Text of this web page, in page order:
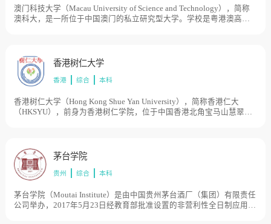
澳门科技大学（Macau University of Science and Technology），简称
澳科大，是一所位于中国澳门的私立研究型大学。学校是粤港澳高校
大学基金会负责管理澳门科技大学，2010年，澳科大庆祝十周年校
庆，国际小行星命名委员会批准，将编号200003号的小行星命名为“澳
科大星”。 2010年，成立社会和文化研究所。 2011年，成立太空科学
吸疾病国家重点实验室成立粤澳呼吸道病原体联合研究中心。2014
年，成立澳门系统工程研究所。 2014年，成立澳门科技大学-中国科学
澳门环境科学与环境管理联合实验室。 2016年，成立澳门智慧城市研
究院。 2016年，诺贝尔生理学或医学奖得主埃尔文·内尔加入澳科大并
成立“埃尔文⋅内尔博士生物物理与中医药研究室”。 2017年，澳门科技
门科技大学建立的教育部研究基地分别是：1.澳门传媒研究中心（复旦
大学伙伴基地）2.澳门海洋发展研究中心（中国海洋大学伙伴基地）3.
香港树仁大学
香港 综合 本科
香港树仁大学（Hong Kong Shue Yan University），简称香港仁大
（HKSYU），前身为香港树仁学院，位于中国香港北角宝马山慧翠道
人民共和国香港特别行政区行政长官会同行政会议通过正名动议，正
式承认其大学地位，成为香港第一所私立大学。在香港开埠以来及香
港教育史（大专教育发展）上，该校为香港本地第一所获得香港特别
有划时代意义。2015年，经教育部批准，香港树仁大学与北京语言大
学开始合办中文博士班。2014年香港最佳大学民意排名（按香港大学
茅台学院
贵州 综合 本科
茅台学院（Moutai Institute）是由中国贵州茅台酒厂（集团）有限责任
公司举办，2017年5月23日经教育部批准设置的非营利性全日制应用型